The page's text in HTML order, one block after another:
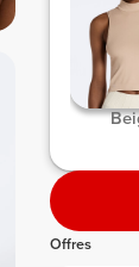
Offres